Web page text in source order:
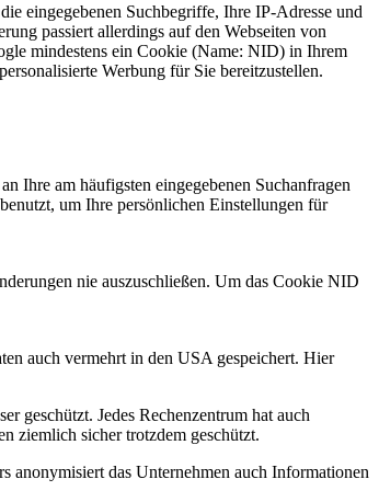
eingegebenen Suchbegriffe, Ihre IP-Adresse und
passiert allerdings auf den Webseiten von
mindestens ein Cookie (Name: NID) in Ihrem
Werbung für Sie bereitzustellen.
Ihre am häufigsten eingegebenen Suchanfragen
um Ihre persönlichen Einstellungen für
nie auszuschließen. Um das Cookie NID
auch vermehrt in den USA gespeichert. Hier
geschützt. Jedes Rechenzentrum hat auch
ziemlich sicher trotzdem geschützt.
anonymisiert das Unternehmen auch Informationen